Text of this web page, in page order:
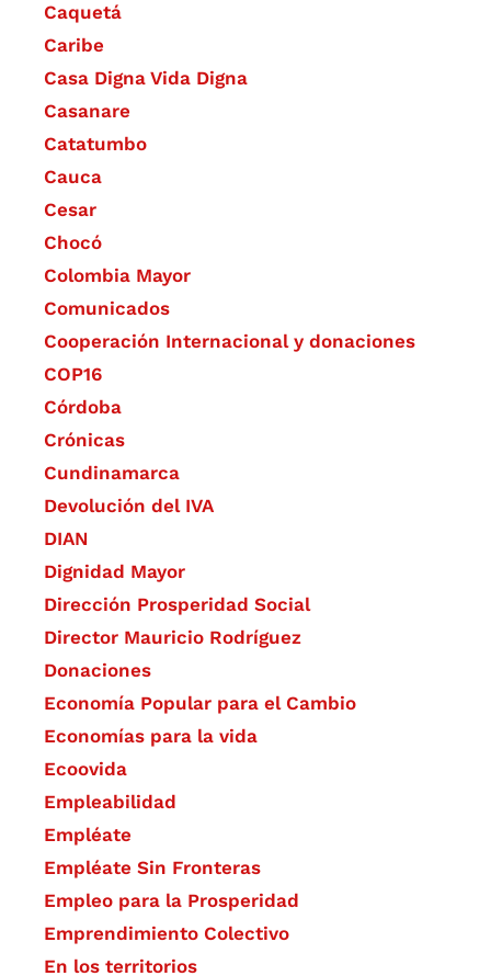
Caquetá
Caribe
Casa Digna Vida Digna
Casanare
Catatumbo
Cauca
Cesar
Chocó
Colombia Mayor
Comunicados
Cooperación Internacional y donaciones
COP16
Córdoba
Crónicas
Cundinamarca
Devolución del IVA
DIAN
Dignidad Mayor
Dirección Prosperidad Social
Director Mauricio Rodríguez
Donaciones
Economía Popular para el Cambio
Economías para la vida
Ecoovida
Empleabilidad
Empléate
Empléate Sin Fronteras
Empleo para la Prosperidad
Emprendimiento Colectivo
En los territorios